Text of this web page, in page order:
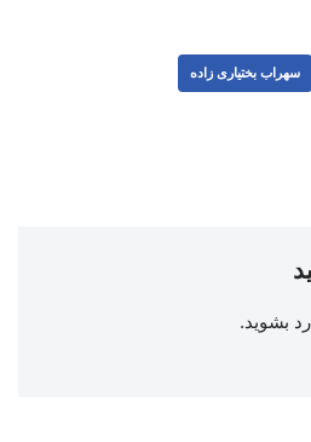
سهراب بختیاری زاده
بشوید.